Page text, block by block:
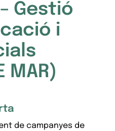
Gestió
i
MAR)
de campanyes de